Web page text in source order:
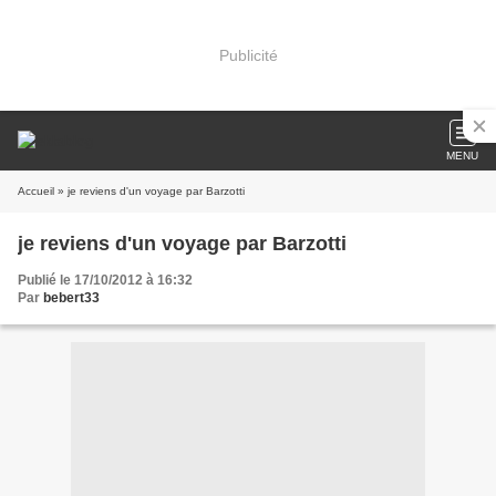
Publicité
MENU
Accueil » je reviens d'un voyage par Barzotti
je reviens d'un voyage par Barzotti
Publié le 17/10/2012 à 16:32
Par bebert33